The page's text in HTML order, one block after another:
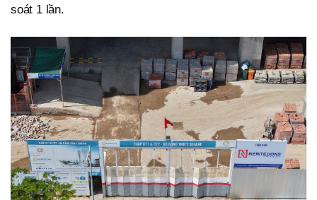
soát 1 lần.